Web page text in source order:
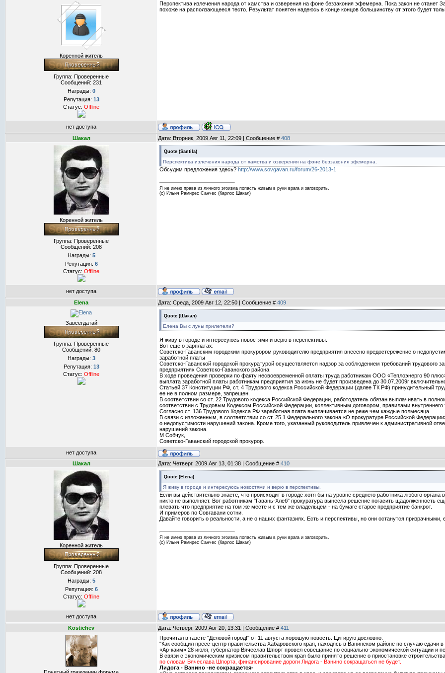
Коренной житель
Группа: Проверенные
Сообщений: 231
Награды: 0
Репутация: 13
Статус: Offline
Перспектива излечения народа от хамства и озверения на фоне беззакония эфемерна. Пока закон не
похоже на расползающееся тесто. Результат понятен надеюсь в конце концов большинству от этого будет
нет доступа
Шакал
Дата: Вторник, 2009 Авг 11, 22:09 | Сообщение # 408
Коренной житель
Группа: Проверенные
Сообщений: 208
Награды: 5
Репутация: 6
Статус: Offline
Quote (Santila)
Перспектива излечения народа от хамства и озверения на фоне беззакония эфемерна.
Обсудим предложения здесь? http://www.sovgavan.ru/forum/26-2013-1
Я не имею права из личного эгоизма попасть живым в руки врага и заговорить.
(с) Ильич Рамирес Санчес (Карлос Шакал)
нет доступа
Elena
Дата: Среда, 2009 Авг 12, 22:50 | Сообщение # 409
Завсегдатай
Группа: Проверенные
Сообщений: 80
Награды: 3
Репутация: 13
Статус: Offline
Quote (Шакал)
Елена Вы с луны прилетели?
Я живу в городе и интересуюсь новостями и верю в перспективы.
Вот ещё о зарплатах:
Советско-Гаванским городским прокурором руководителю предприятия внесено предостережение о
заработной платы
Советско-Гаванской городской прокуратурой осуществляется надзор за соблюдением требований
предприятиях Советско-Гаванского района.
В ходе проведения проверки по факту несвоевременной оплаты труда работникам ООО «Теплоэнерго 90
выплата заработной платы работникам предприятия за июнь не будет произведена до 30.07.2009г
Статьей 37 Конституции РФ, ст. 4 Трудового кодекса Российской Федерации (далее ТК РФ) принудительный
ее не в полном размере, запрещен.
В соответствии со ст. 22 Трудового кодекса Российской Федерации, работодатель обязан выплачивать в
соответствии с Трудовым Кодексом Российской Федерации, коллективным договором, правилами внутреннего
Согласно ст. 136 Трудового Кодекса РФ заработная плата выплачивается не реже чем каждые полмесяца.
В связи с изложенным, в соответствии со ст. 25.1 Федерального закона «О прокуратуре Российской
о недопустимости нарушений закона. Кроме того, указанный руководитель привлечен к административной
нарушений закона.
М Собчук,
Советско-Гаванский городской прокурор.
нет доступа
Шакал
Дата: Четверг, 2009 Авг 13, 01:38 | Сообщение # 410
Коренной житель
Группа: Проверенные
Сообщений: 208
Награды: 5
Репутация: 6
Статус: Offline
Quote ( Elena)
Я живу в городе и интересуюсь новостями и верю в перспективы.
Если вы действительно знаете, что происходит в городе хотя бы на уровне среднего работника любого
никто не выполняет. Вот работникам "Гавань-Хлеб" прокуратура вынесла решение погасить щадолженность
плевать что предприятие на том же месте и с тем же владельцем - на бумаге старое предприятие банкрот.
И примеров по Совгавани сотни.
Давайте говорить о реальности, а не о наших фантазиях. Есть и перспективы, но они останутся
Я не имею права из личного эгоизма попасть живым в руки врага и заговорить.
(с) Ильич Рамирес Санчес (Карлос Шакал)
нет доступа
Kostichev
Дата: Четверг, 2009 Авг 20, 13:31 | Сообщение # 411
Прочитал в газете "Деловой город!" от 11 августа хорошую новость. Цитирую дословно:
"Как сообщил пресс-центр правительства Хабаровского края, находясь в Ванинском районе по случаю
«Ар-каим» 28 июля, губернатор Вячеслав Шпорт провел совещание по социально-экономической ситуации и
В связи с экономическим кризисом правительством края было принято решение о приостановке
по словам Вячеслава Шпорта, финансирование дороги Лидога - Ванино сокращаться не будет.
Лидога - Ванино -не сокращается-